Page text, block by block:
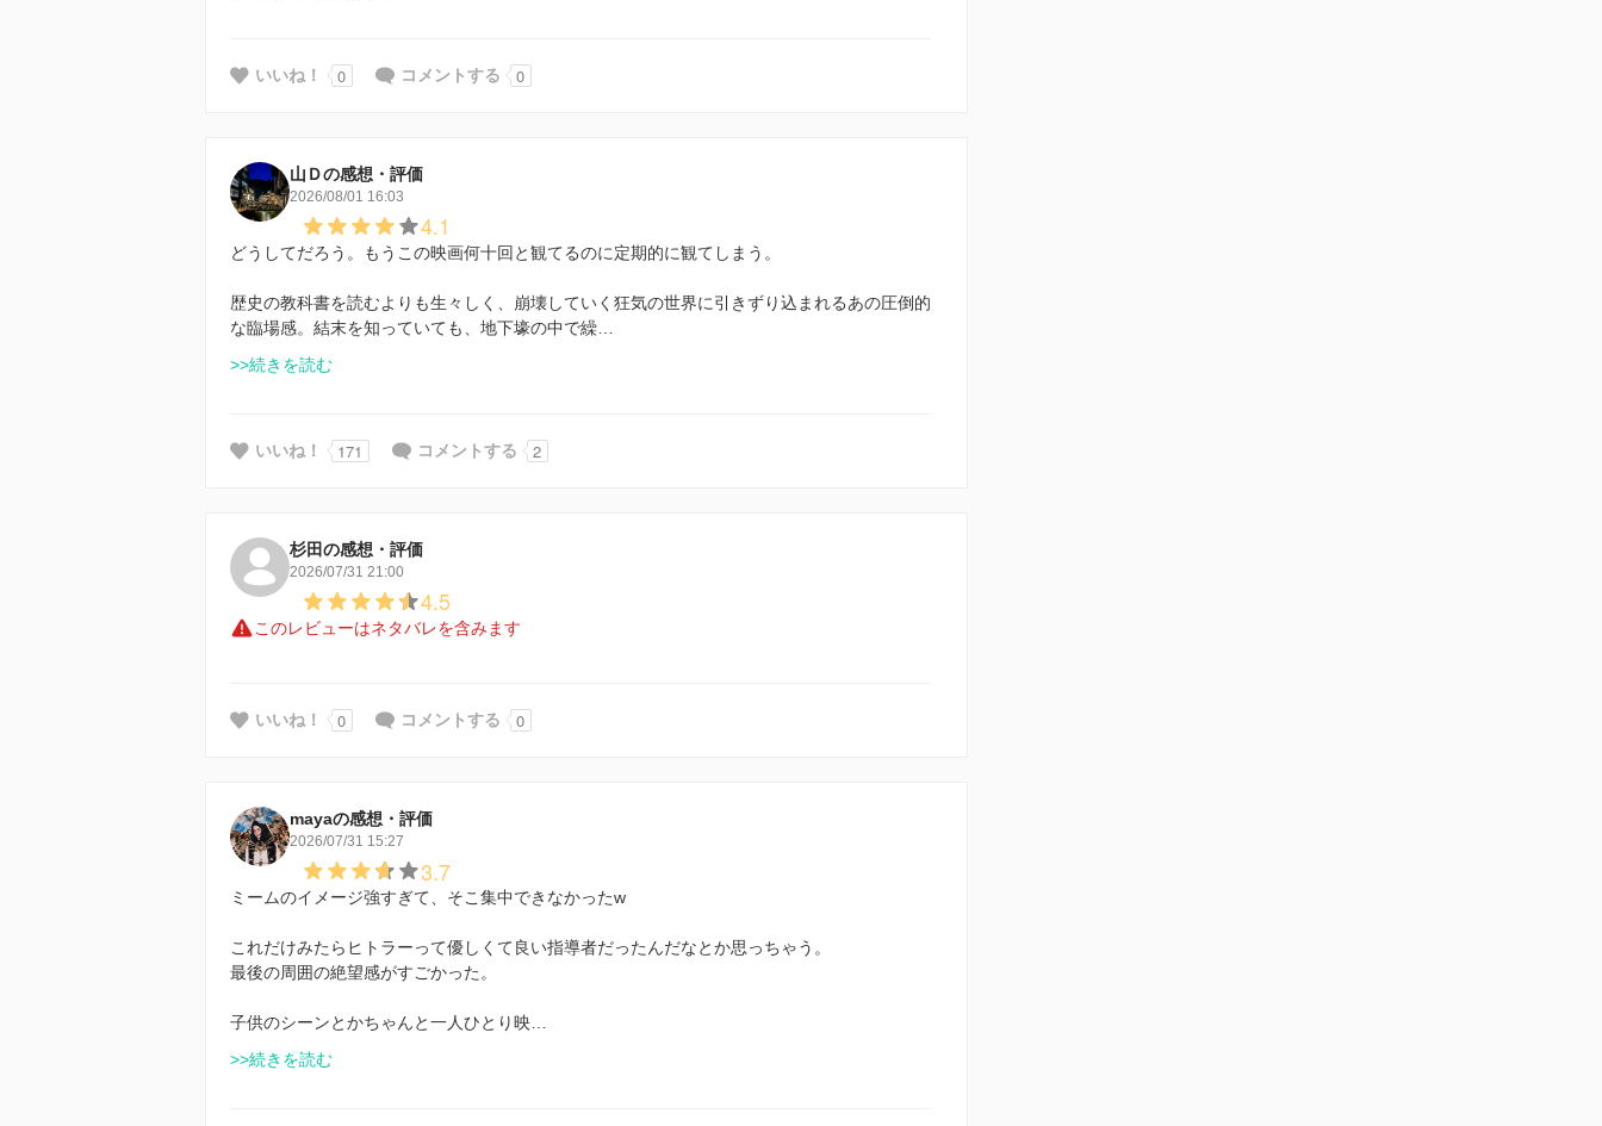
いいね！ 0 コメントする 0
山Ｄの感想・評価
2026/08/01 16:03
4.1
どうしてだろう。もうこの映画何十回と観てるのに定期的に観てしまう。
歴史の教科書を読むよりも生々しく、崩壊していく狂気の世界に引きずり込まれるあの圧倒的
な臨場感。結末を知っていても、地下壕の中で繰…
>>続きを読む
いいね！ 171 コメントする 2
杉田の感想・評価
2026/07/31 21:00
4.5
このレビューはネタバレを含みます
いいね！ 0 コメントする 0
mayaの感想・評価
2026/07/31 15:27
3.7
ミームのイメージ強すぎて、そこ集中できなかったw
これだけみたらヒトラーって優しくて良い指導者だったんだなとか思っちゃう。
最後の周囲の絶望感がすごかった。
子供のシーンとかちゃんと一人ひとり映…
>>続きを読む